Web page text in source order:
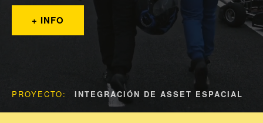
+ INFO
PROYECTO: INTEGRACIÓN DE ASSET ESPACIAL